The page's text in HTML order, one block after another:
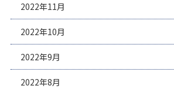
2022年11月
2022年10月
2022年9月
2022年8月